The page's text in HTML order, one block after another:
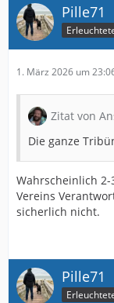
Pille71
1. März 2026 um
Zitat von
Die ganze
Wahrscheinlich
Vereins
sicherlich nicht.
Pille71